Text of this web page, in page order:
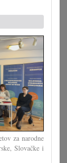
za narodne
Slovačke i